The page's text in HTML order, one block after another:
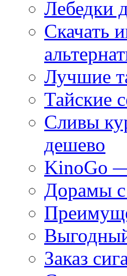
Лебедки
Скачать
Лучшие
Тайские
Сливы
дешево
KinoGo
Дорамы с
Заказ